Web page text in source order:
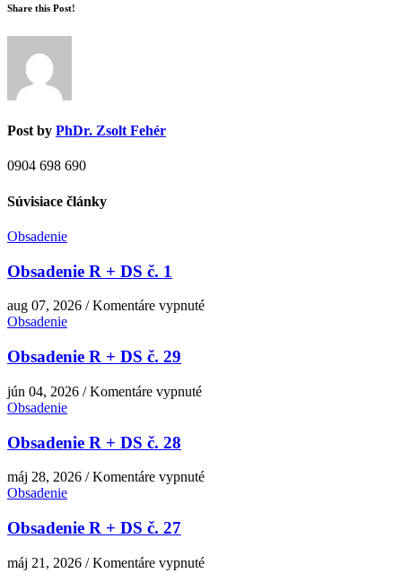
Share this Post!
Post by PhDr. Zsolt Fehér
0904 698 690
Súvisiace články
Obsadenie
Obsadenie R + DS č. 1
aug 07, 2026 / Komentáre vypnuténa
Obsadenie
Obsadenie R + DS č. 29
jún 04, 2026 / Komentáre vypnuténa
č.
Obsadenie
Obsadenie R + DS č. 28
máj 28, 2026 / Komentáre vypnuténa
28
Obsadenie
Obsadenie R + DS č. 27
máj 21, 2026 / Komentáre vypnuténa